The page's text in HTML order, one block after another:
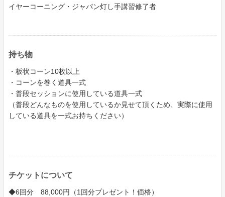
イヤーコーニング・ジャパン灯し手講習修了者
持ち物
・板状コーン10枚以上
・コーンを巻く道具一式
・普段セッションに使用している道具一式
（普段どんなものを使用しているか見せて頂くため、実際に使用
している道具を一式お持ちください）
チケットについて
◆6回分 88,000円（1回分プレゼント！価格）